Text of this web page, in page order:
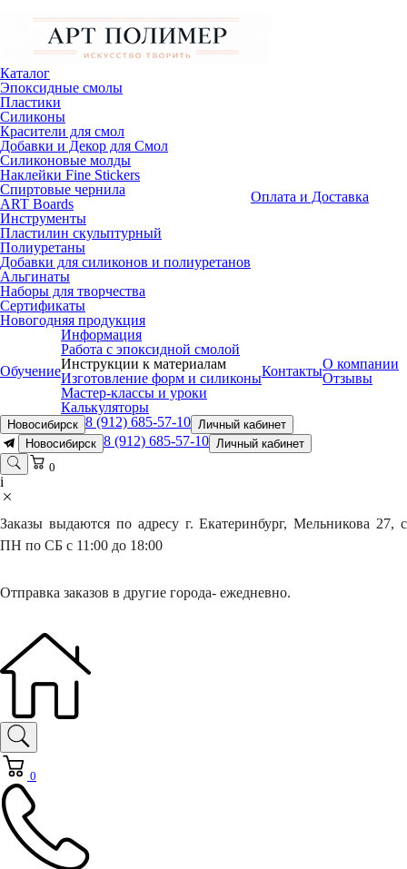
Каталог
Эпоксидные смолы
Пластики
Силиконы
Красители для смол
Добавки и Декор для Смол
Силиконовые молды
Наклейки Fine Stickers
Спиртовые чернила
ART Boards
Инструменты
Пластилин скульптурный
Полиуретаны
Добавки для силиконов и полиуретанов
Альгинаты
Наборы для творчества
Сертификаты
Новогодняя продукция
Оплата и Доставка
Обучение
Информация
Работа с эпоксидной смолой
Инструкции к материалам
Изготовление форм и силиконы
Мастер-классы и уроки
Калькуляторы
КонтактыО компании
Отзывы
Новосибирск 8 (912) 685-57-10 Личный кабинет
Новосибирск 8 (912) 685-57-10 Личный кабинет
0
i
Заказы выдаются по адресу г. Екатеринбург, Мельникова 27, с
ПН по СБ с 11:00 до 18:00
Отправка заказов в другие города- ежедневно.
0